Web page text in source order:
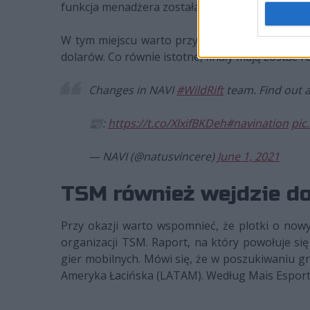
funkcja menadżera została przydzielona
W tym miejscu warto przypomnieć, że w puli
dolarów. Co równie istotne, finały mają
Changes in NAVI#WildRiftteam. Find out
📰:https://t.co/XlxifBKDeh#navination
— NAVI (@natusvincere) June 1, 2021
TSM również wejdzie
Przy okazji warto wspomnieć, że plotki o
organizacji TSM. Raport, na który powołuje
gier mobilnych. Mówi się, że w poszukiwaniu
Ameryka Łacińska (LATAM). Według Mais